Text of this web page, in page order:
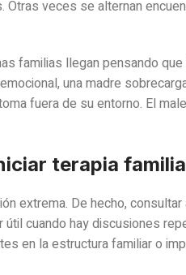
Otras veces se alternan
familias llegan pensando
una madre
fuera de su entorno. El
terapia
extrema. De hecho,
cuando hay discusiones
en la estructura familiar o